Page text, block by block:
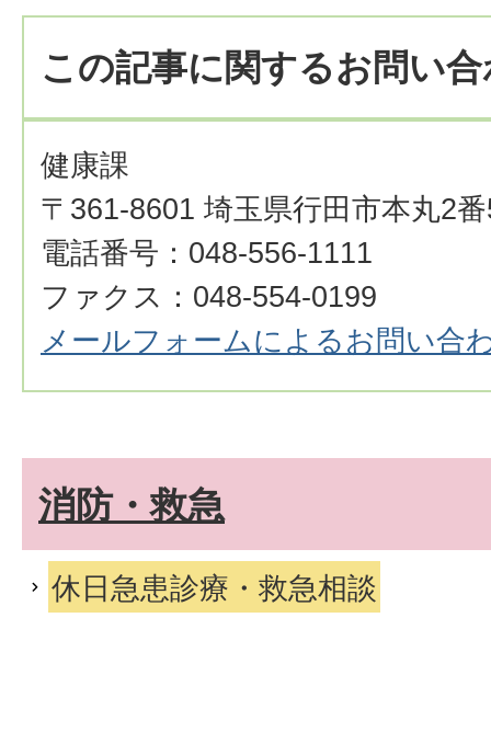
この記事に関するお問い
健康課
〒361-8601 埼玉県行田市本丸2
電話番号：048-556-1111
ファクス：048-554-0199
メールフォームによるお問い合
消防・救急
休日急患診療・救急相談